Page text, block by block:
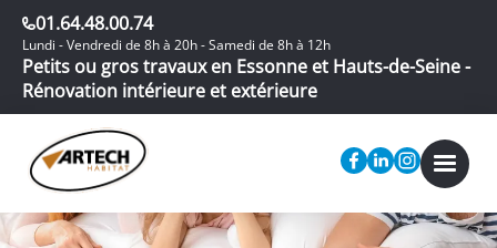
01.64.48.00.74
Lundi - Vendredi de 8h à 20h - Samedi de 8h à 12h
Petits ou gros travaux en Essonne et Hauts-de-Seine -
Rénovation intérieure et extérieure